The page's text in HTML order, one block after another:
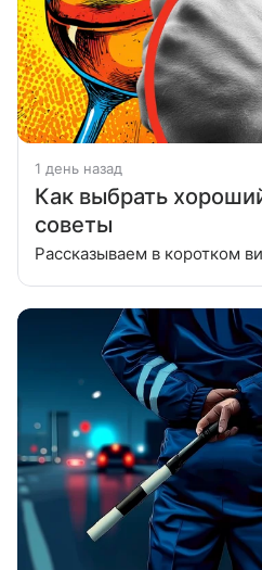
1 день назад
Как выбрать
советы
Рассказываем в коротком